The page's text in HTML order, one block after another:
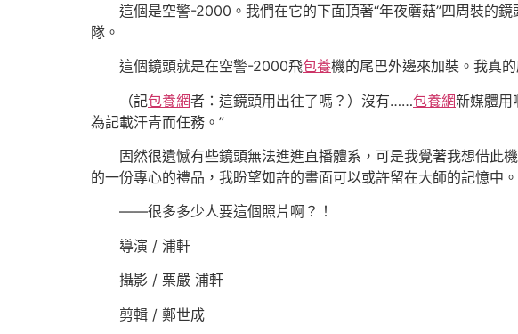
這個是空警-2000。我們在它的下面頂著“年夜蘑菇”四周裝的鏡
隊。
這個鏡頭就是在空警-2000飛包養機的尾巴外邊來加裝。我真
（記包養網者：這鏡頭用出往了嗎？）沒有……包養網新媒體用
為記載汗青而任務。”
固然很遺憾有些鏡頭無法進進直播體系，可是我覺著我想借此
的一份專心的禮品，我盼望如許的畫面可以或許留在大師的記憶中。
——很多多少人要這個照片啊？！
導演 / 浦軒
攝影 / 栗嚴 浦軒
剪輯 / 鄭世成